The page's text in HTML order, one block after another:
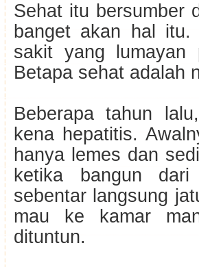
Sehat itu bersumber
banget akan hal itu.
sakit yang
Betapa sehat adalah
Beberapa tahun
kena hepatitis.
hanya lemes dan
ketika bangun
sebentar langsung
mau ke kamar
dituntun.